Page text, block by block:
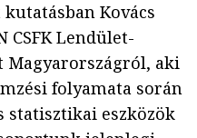
Kovács
CSFK Lendület-
Magyarországról, aki
folyamata során
statisztikai eszközök